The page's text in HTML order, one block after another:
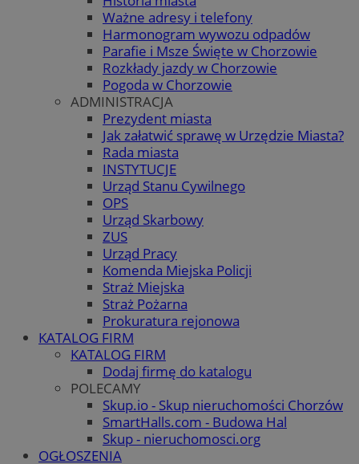
Ważne adresy i telefony
Harmonogram wywozu odpadów
Parafie i Msze Święte w Chorzowie
Rozkłady jazdy w Chorzowie
Pogoda w Chorzowie
ADMINISTRACJA
Prezydent miasta
Jak załatwić sprawę w Urzędzie Miasta?
Rada miasta
INSTYTUCJE
Urząd Stanu Cywilnego
OPS
Urząd Skarbowy
ZUS
Urząd Pracy
Komenda Miejska Policji
Straż Miejska
Straż Pożarna
Prokuratura rejonowa
KATALOG FIRM
KATALOG FIRM
Dodaj firmę do katalogu
POLECAMY
Skup.io - Skup nieruchomości Chorzów
SmartHalls.com - Budowa Hal
Skup - nieruchomosci.org
OGŁOSZENIA